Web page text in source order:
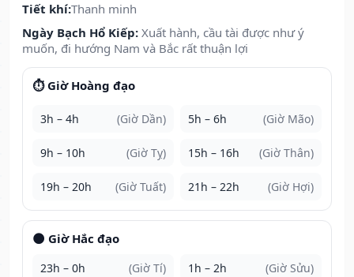
Tiết khí:Thanh minh
Ngày Bạch Hổ Kiếp: Xuất hành, cầu tài được như ý
muốn, đi hướng Nam và Bắc rất thuận lợi
⏱️ Giờ Hoàng đạo
3h – 4h (Giờ Dần) 5h – 6h (Giờ Mão)
9h – 10h (Giờ Tỵ) 15h – 16h (Giờ Thân)
19h – 20h (Giờ Tuất) 21h – 22h (Giờ Hợi)
🌑 Giờ Hắc đạo
23h – 0h (Giờ Tí) 1h – 2h (Giờ Sửu)